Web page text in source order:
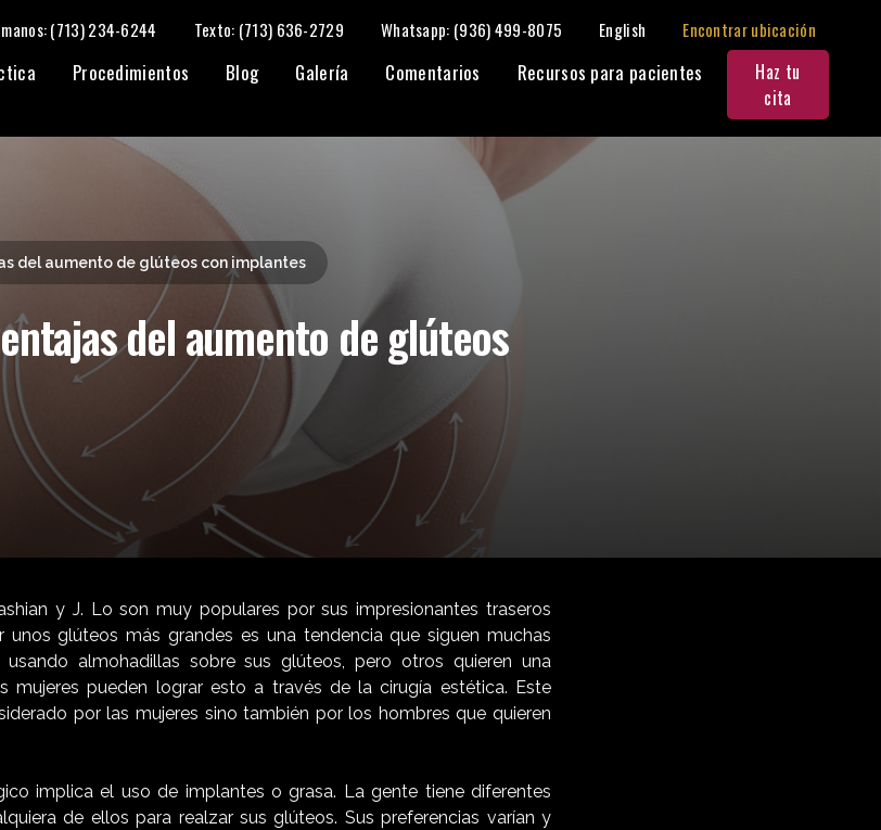
(713) 234-6244 Texto: (713) 636-2729 Whatsapp: (936) 499-8075 English Encontrar ubicación
Procedimientos Blog Galería Comentarios Recursos para pacientes
Haz tu
cita
implantes Compartir:
del aumento de glúteos con implantes
del aumento de glúteos
y J. Lo son muy populares por sus impresionantes traseros
unos glúteos más grandes es una tendencia que siguen muchas
almohadillas sobre sus glúteos, pero otros quieren una
mujeres pueden lograr esto a través de la cirugía estética. Este
por las mujeres sino también por los hombres que quieren
implica el uso de implantes o grasa. La gente tiene diferentes
de ellos para realzar sus glúteos. Sus preferencias varían y